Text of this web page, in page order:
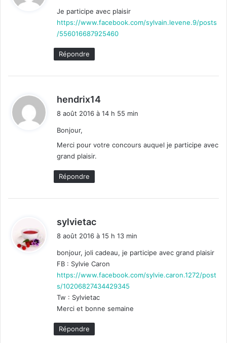
:
Je participe avec plaisir
https://www.facebook.com/sylvain.levene.9/posts
/556016687925460
Répondre
hendrix14
:
8 août 2016 à 14 h 55 min
Bonjour,
Merci pour votre concours auquel je participe avec
grand plaisir.
Répondre
sylvietac
i
:
8 août 2016 à 15 h 13 min
bonjour, joli cadeau, je participe avec grand plaisir
FB : Sylvie Caron
https://www.facebook.com/sylvie.caron.1272/post
s/10206827434429345
Tw : Sylvietac
Merci et bonne semaine
Répondre